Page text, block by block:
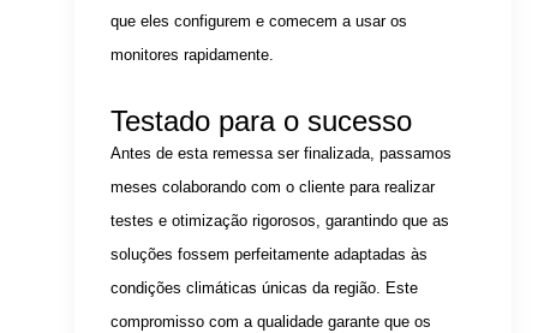
que eles configurem e comecem a usar os
monitores rapidamente.
Testado para o sucesso
Antes de esta remessa ser finalizada, passamos
meses colaborando com o cliente para realizar
testes e otimização rigorosos, garantindo que as
soluções fossem perfeitamente adaptadas às
condições climáticas únicas da região. Este
compromisso com a qualidade garante que os